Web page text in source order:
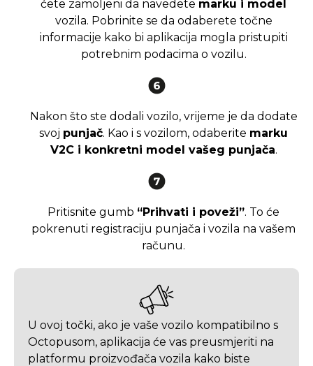
ćete zamoljeni da navedete marku i model
vozila. Pobrinite se da odaberete točne
informacije kako bi aplikacija mogla pristupiti
potrebnim podacima o vozilu.
Nakon što ste dodali vozilo, vrijeme je da dodate
svoj punjač. Kao i s vozilom, odaberite marku
V2C i konkretni model vašeg punjača.
Pritisnite gumb “Prihvati i poveži”. To će
pokrenuti registraciju punjača i vozila na vašem
računu.
U ovoj točki, ako je vaše vozilo kompatibilno s
Octopusom, aplikacija će vas preusmjeriti na
platformu proizvođača vozila kako biste